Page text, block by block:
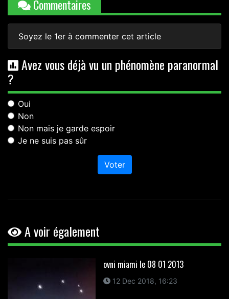
Commentaires
Soyez le 1er à commenter cet article
Avez vous déjà vu un phénomène paranormal
?
Oui
Non
Non mais je garde espoir
Je ne suis pas sûr
Voter
A voir également
ovni miami le 08 01 2013
12 Dec 2018, 16:23